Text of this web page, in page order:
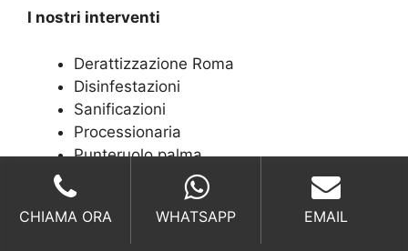
I nostri interventi
Derattizzazione Roma
Disinfestazioni
Sanificazioni
Processionaria
Punteruolo palma
Azioni contro
Scarafaggi
CHIAMA ORA WHATSAPP EMAIL